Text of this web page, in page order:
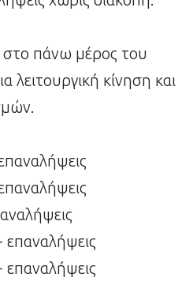
στο πάνω μέρος του
λειτουργική κίνηση και
επαναλήψεις
επαναλήψεις